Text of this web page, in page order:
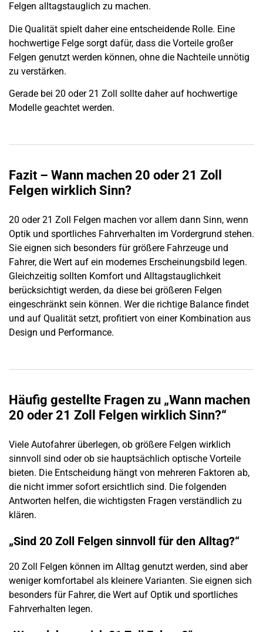
Felgen alltagstauglich zu machen.
Die Qualität spielt daher eine entscheidende Rolle. Eine
hochwertige Felge sorgt dafür, dass die Vorteile großer
Felgen genutzt werden können, ohne die Nachteile unnötig
zu verstärken.
Gerade bei 20 oder 21 Zoll sollte daher auf hochwertige
Modelle geachtet werden.
Fazit – Wann machen 20 oder 21 Zoll
Felgen wirklich Sinn?
20 oder 21 Zoll Felgen machen vor allem dann Sinn, wenn
Optik und sportliches Fahrverhalten im Vordergrund stehen.
Sie eignen sich besonders für größere Fahrzeuge und
Fahrer, die Wert auf ein modernes Erscheinungsbild legen.
Gleichzeitig sollten Komfort und Alltagstauglichkeit
berücksichtigt werden, da diese bei größeren Felgen
eingeschränkt sein können. Wer die richtige Balance findet
und auf Qualität setzt, profitiert von einer Kombination aus
Design und Performance.
Häufig gestellte Fragen zu „Wann machen
20 oder 21 Zoll Felgen wirklich Sinn?“
Viele Autofahrer überlegen, ob größere Felgen wirklich
sinnvoll sind oder ob sie hauptsächlich optische Vorteile
bieten. Die Entscheidung hängt von mehreren Faktoren ab,
die nicht immer sofort ersichtlich sind. Die folgenden
Antworten helfen, die wichtigsten Fragen verständlich zu
klären.
„Sind 20 Zoll Felgen sinnvoll für den Alltag?“
20 Zoll Felgen können im Alltag genutzt werden, sind aber
weniger komfortabel als kleinere Varianten. Sie eignen sich
besonders für Fahrer, die Wert auf Optik und sportliches
Fahrverhalten legen.